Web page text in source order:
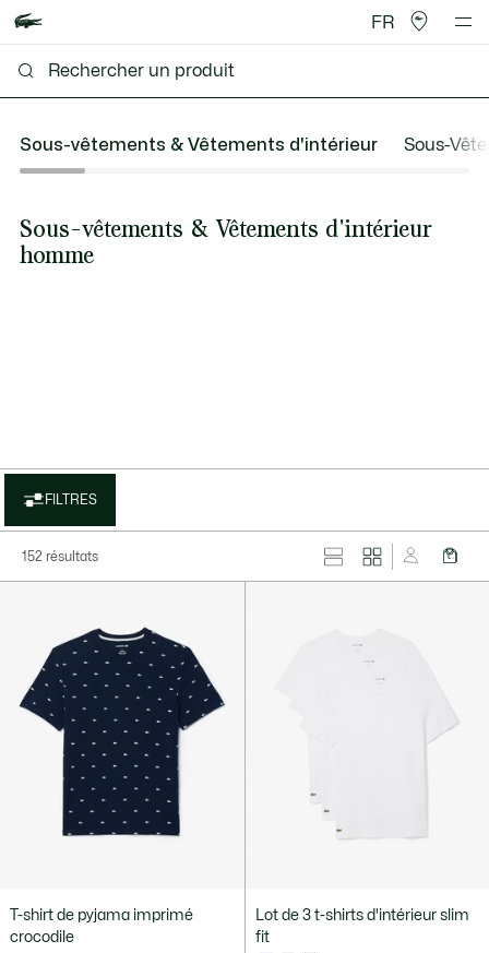
FR
Sous-vêtements & Vêtements d'intérieur Sous-
Sous-vêtements & Vêtements d'intérieur
homme
FILTRES
152 résultats
T-shirt de pyjama imprimé
crocodile
Lot de 3 t-shirts d'intérieur slim
fit